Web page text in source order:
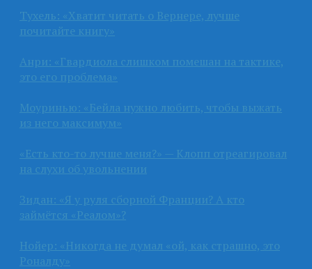
Тухель: «Хватит читать о Вернере, лучше
почитайте книгу»
Анри: «Гвардиола слишком помешан на тактике,
это его проблема»
Моуринью: «Бейла нужно любить, чтобы выжать
из него максимум»
«Есть кто-то лучше меня?» — Клопп отреагировал
на слухи об увольнении
Зидан: «Я у руля сборной Франции? А кто
займётся «Реалом»?
Нойер: «Никогда не думал «ой, как страшно, это
Роналду»